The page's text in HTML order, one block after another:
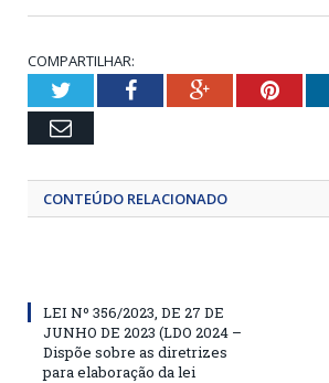
COMPARTILHAR:
TwitterFacebookGoogle+
Email
CONTEÚDO RELACIONADO
LEI Nº 356/2023, DE 27 DE
JUNHO DE 2023 (LDO 2024 –
Dispõe sobre as diretrizes
para elaboração da lei